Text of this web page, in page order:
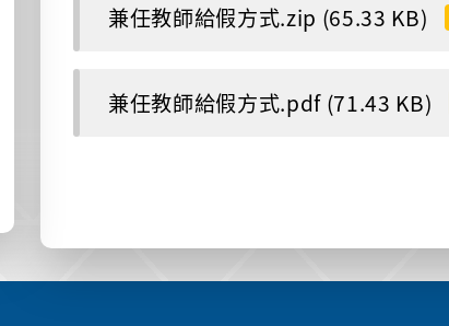
兼任教師給假方式.zip (65.33 KB)
兼任教師給假方式.pdf (71.43 KB)